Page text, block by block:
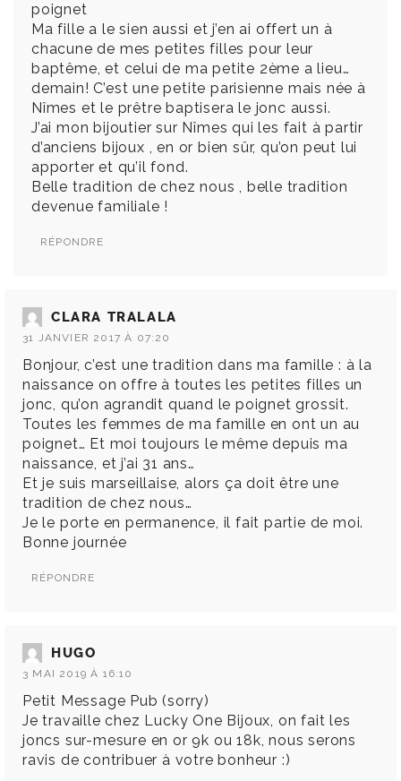
poignet
Ma fille a le sien aussi et j’en ai offert un à
chacune de mes petites filles pour leur
baptême, et celui de ma petite 2ème a lieu…
demain! C’est une petite parisienne mais née à
Nîmes et le prêtre baptisera le jonc aussi.
J’ai mon bijoutier sur Nîmes qui les fait à partir
d’anciens bijoux , en or bien sûr, qu’on peut lui
apporter et qu’il fond.
Belle tradition de chez nous , belle tradition
devenue familiale !
RÉPONDRE
CLARA TRALALA
31 JANVIER 2017 À 07:20
Bonjour, c’est une tradition dans ma famille : à la
naissance on offre à toutes les petites filles un
jonc, qu’on agrandit quand le poignet grossit.
Toutes les femmes de ma famille en ont un au
poignet… Et moi toujours le même depuis ma
naissance, et j’ai 31 ans…
Et je suis marseillaise, alors ça doit être une
tradition de chez nous…
Je le porte en permanence, il fait partie de moi.
Bonne journée
RÉPONDRE
HUGO
3 MAI 2019 À 16:10
Petit Message Pub (sorry)
Je travaille chez Lucky One Bijoux, on fait les
joncs sur-mesure en or 9k ou 18k, nous serons
ravis de contribuer à votre bonheur :)